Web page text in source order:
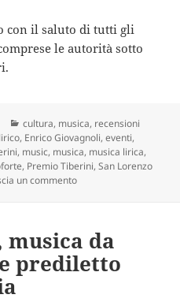
con il saluto di tutti gli
le autorità sotto
Categorie
cultura, musica, recensioni
, Enrico Giovagnoli,eventi,
, music, musica, musica lirica,
, Premio Tiberini,San Lorenzo
un commentosu Un evento
musica da
prediletto